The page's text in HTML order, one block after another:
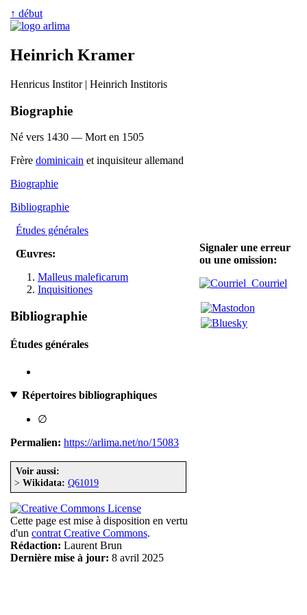
↑ début
Heinrich Kramer
Henricus Institor | Heinrich Institoris
Biographie
Né vers 1430 — Mort en 1505
Frère dominicain et inquisiteur allemand
Biographie
Bibliographie
Études générales
Œuvres:
Malleus maleficarum
Inquisitiones
Bibliographie
Études générales
Répertoires bibliographiques
∅
Permalien: https://arlima.net/no/15083
Voir aussi:
> Wikidata: Q61019
Cette page est mise à disposition en vertu
d'un contrat Creative Commons.
Rédaction: Laurent Brun
Dernière mise à jour: 8 avril 2025
Signaler une erreur
ou une omission:
Courriel